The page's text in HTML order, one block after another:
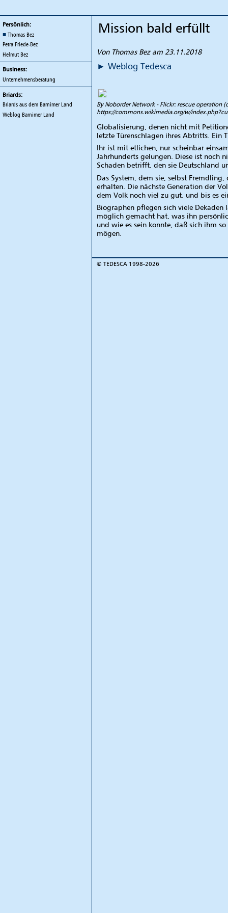
Persönlich:
Thomas Bez
Petra Friede-Bez
Helmut Bez
Business:
Unternehmensberatung
Briards:
Briards aus dem Barnimer Land
Weblog Barnimer Land
Mission bald erfüllt
Von Thomas Bez am 23.11.2018
Weblog Tedesca
By Noborder Network - Flickr: rescue operation
https://commons.wikimedia.org/w/
Globalisierung, denen nicht mit
letzte Türenschlagen ihres Abtritts. Ein
Ihr ist mit etlichen, nur scheinbar
Jahrhunderts gelungen. Diese ist noch
Schaden betrifft, den sie Deutschland
Das System, dem sie, selbst
erhalten. Die nächste Generation der
dem Volk noch viel zu gut, und bis es
Biographen pflegen sich viele
möglich gemacht hat, was ihn
und wie es sein konnte, daß sich ihm
mögen.
© TEDESCA 1998-2026